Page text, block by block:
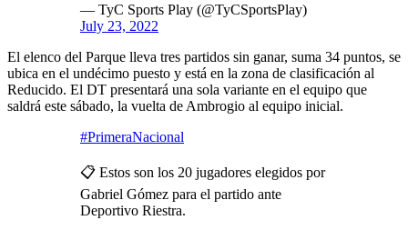
— TyC Sports Play (@TyCSportsPlay)
July 23, 2022
El elenco del Parque lleva tres partidos sin ganar, suma 34 puntos, se
ubica en el undécimo puesto y está en la zona de clasificación al
Reducido. El DT presentará una sola variante en el equipo que
saldrá este sábado, la vuelta de Ambrogio al equipo inicial.
#PrimeraNacional
📋 Estos son los 20 jugadores elegidos por
Gabriel Gómez para el partido ante
Deportivo Riestra.